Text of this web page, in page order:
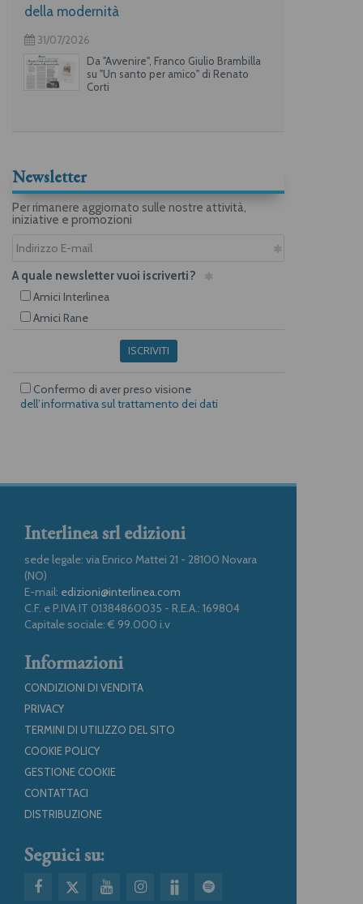
della modernità
31/07/2026
Da "Avvenire", Franco Giulio Brambilla
su "Un santo per amico" di Renato
Corti
Newsletter
Per rimanere aggiornato sulle nostre attività,
iniziative e promozioni
A quale newsletter vuoi iscriverti?
Amici Interlinea
Amici Rane
ISCRIVITI
Confermo di aver preso visione
dell’informativa sul trattamento dei dati
Interlinea srl edizioni
sede legale: via Enrico Mattei 21 - 28100 Novara
(NO)
E-mail: edizioni@interlinea.com
C.F. e P.IVA IT 01384860035 - R.E.A.: 169804
Capitale sociale: € 99.000 i.v
Informazioni
CONDIZIONI DI VENDITA
PRIVACY
TERMINI DI UTILIZZO DEL SITO
COOKIE POLICY
GESTIONE COOKIE
CONTATTACI
DISTRIBUZIONE
Seguici su: